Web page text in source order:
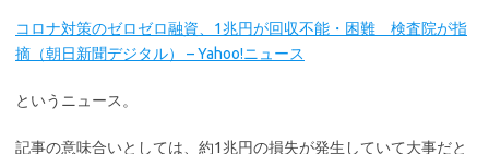
コロナ対策のゼロゼロ融資、1兆円が回収不能・困難 検査院が指
摘（朝日新聞デジタル） – Yahoo!ニュース
というニュース。
記事の意味合いとしては、約1兆円の損失が発生していて大事だと